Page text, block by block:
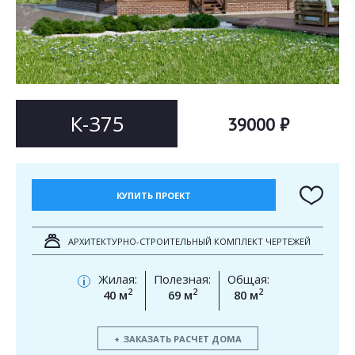
К-375 39000 ₽
КУПИТЬ ПРОЕКТ
АРХИТЕКТУРНО-СТРОИТЕЛЬНЫЙ КОМПЛЕКТ ЧЕРТЕЖЕЙ
i
Жилая:
40 м2
Полезная:
69 м2
Общая:
80 м2
ЗАКАЗАТЬ РАСЧЕТ ДОМА
Согласен на обработку персональных данных
ОТПРАВИТЬ
Согласен на обработку персональных данных
This site is protected by reCAPTCHA and the GooglePrivacy PolicyandTerms of Service
apply.